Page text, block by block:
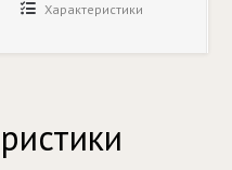
Характеристики